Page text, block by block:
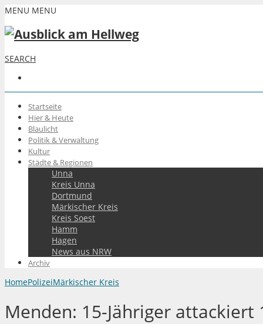
MENU MENU
SEARCH
Startseite
Hier & Heute
Blaulicht
Politik & Verwaltung
Kultur
Städte & Regionen
Unna
Kreis Unna
Dortmund
Märkischer Kreis
Kreis Soest
Hamm
Hagen
News aus NRW
Archiv
HomePolizeiMärkischer Kreis
Menden: 15-Jähriger attackiert